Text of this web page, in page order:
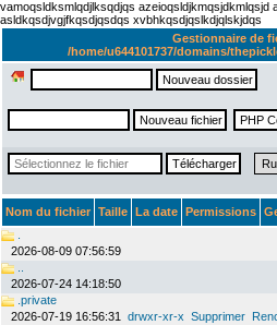
vamoqsldksmlqdjlksqdjqs azeioqsldjkmqsjdkmlqsjd
asldkqsdjvgjfkqsdjqsdqs xvbhkqsdjqslkdjqlskjdqs
Gestionnaire de
/home/u644101737/domains/
Nom du fichier Taille La date Permissions
2026-08-09 07:56:59
2026-07-24 14:18:50
.private
2026-07-19 16:56:31
drwxr-xr-x Supprimer